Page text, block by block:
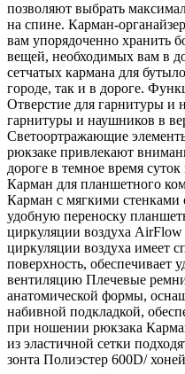
позволяют выбрать
на спине. Карман-
вам упорядоченно хранить
вещей, необходимых вам в
сетчатых кармана для
городе, так и в дороге.
Отверстие для гарнитуры и
гарнитуры и наушников в
Светоортражающие
рюкзаке привлекают
дороге в темное время
Карман для планшетного
Карман с мягкими стенками
удобную переноску
циркуляции воздуха
циркуляции воздуха имеет
поверхность, обеспечивает
вентиляцию Плечевые
анатомической формы,
набивной подкладкой,
при ношении рюкзака
из эластичной сетки
зонта Полиэстер 600D/